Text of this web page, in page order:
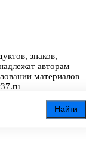
Найти
знаков,
авторам
материалов